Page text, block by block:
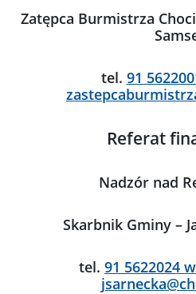
Zatępca Burmistrza
tel. 91
Referat
Nadzór nad
Skarbnik Gminy –
tel. 91 5622024